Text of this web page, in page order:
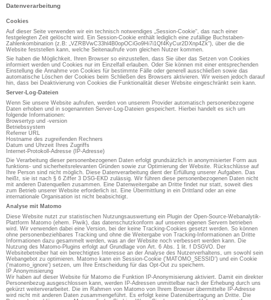
Datenverarbeitung
Cookies
Auf dieser Seite verwenden wir ein technisch notwendiges „Session-Cookie“, das nach einer
festgelegten Zeit gelöscht wird. Ein Session-Cookie enthält lediglich eine zufällige Buchstaben-
Zahlenkombination (z.B: „VZRBVwC33hl4B0opOCiGo9Hi7i1Qf4KyCur2DXnp4Zk“), über die die
Website feststellen kann, welche Seitenaufrufe vom gleichen Nutzer kommen.
Sie haben die Möglichkeit, Ihren Browser so einzustellen, dass Sie über das Setzen von Cookies
informiert werden und Cookies nur im Einzelfall erlauben. Oder Sie können mit einer entsprechenden
Einstellung die Annahme von Cookies für bestimmte Fälle oder generell ausschließen sowie das
automatische Löschen der Cookies beim Schließen des Browsers aktivieren. Wir weisen jedoch darauf
hin, dass bei Deaktivierung von Cookies die Funktionalität dieser Website eingeschränkt sein kann.
Server-Log-Dateien
Wenn Sie unsere Website aufrufen, werden von unserem Provider automatisch personenbezogene
Daten erhoben und in sogenannten Server-Log-Dateien gespeichert. Hierbei handelt es sich um
folgende Informationen:
Browsertyp und -version
Betriebssystem
Referrer URL
Hostname des zugreifenden Rechners
Datum und Uhrzeit Ihres Zugriffs
Internet-Protokoll-Adresse (IP-Adresse)
Die Verarbeitung dieser personenbezogenen Daten erfolgt grundsätzlich in anonymisierter Form aus
funktions- und sicherheitsrelevanten Gründen sowie zur Optimierung der Website. Rückschlüsse auf
Ihre Person sind nicht möglich. Diese Datenverarbeitung dient der Erfüllung unserer Aufgaben. Das
heißt, sie ist nach § 6 Ziffer 3 DSG-EKD zulässig. Wir führen diese personenbezogenen Daten nicht
mit anderen Datenquellen zusammen. Eine Datenweitergabe an Dritte findet nur statt, soweit dies
zum Betrieb unserer Website erforderlich ist. Eine Übermittlung in ein Drittland oder an eine
internationale Organisation ist nicht beabsichtigt.
Analyse mit Matomo
Diese Website nutzt zur statistischen Nutzungsauswertung ein Plugin der Open-Source-Webanalytik-
Plattform Matomo (ehem. Piwik), das datenschutzkonform auf unseren eigenen Servern betrieben
wird. Wir verwenden dabei eine Version, bei der keine Tracking-Cookies gesetzt werden. So können
ohne personenbeziehbares Tracking und ohne die Weitergabe von Tracking-Informationen an Dritte
Informationen dazu gesammelt werden, was an der Website noch verbessert werden kann. Die
Nutzung des Matomo-Plugins erfolgt auf Grundlage von Art. 6 Abs. 1 lit. f DSGVO. Der
Websitebetreiber hat ein berechtigtes Interesse an der Analyse des Nutzerverhaltens, um sowohl sein
Webangebot zu optimieren. Matomo kann ein Session-Cookie ('MATOMO_SESSID') und ein Cookie
('matomo_ignore') setzen, um Ihre Entscheidung für das Opt-Out zu speichern.
IP Anonymisierung
Wir haben auf dieser Website für Matomo die Funktion IP-Anonymisierung aktiviert. Damit ein direkter
Personenbezug ausgeschlossen kann, werden IP-Adressen unmittelbar nach der Erhebung durch uns
gekürzt weiterverarbeitet. Die im Rahmen von Matomo von Ihrem Browser übermittelte IP-Adresse
wird nicht mit anderen Daten zusammengeführt. Es erfolgt keine Datenübertragung an Dritte. Die